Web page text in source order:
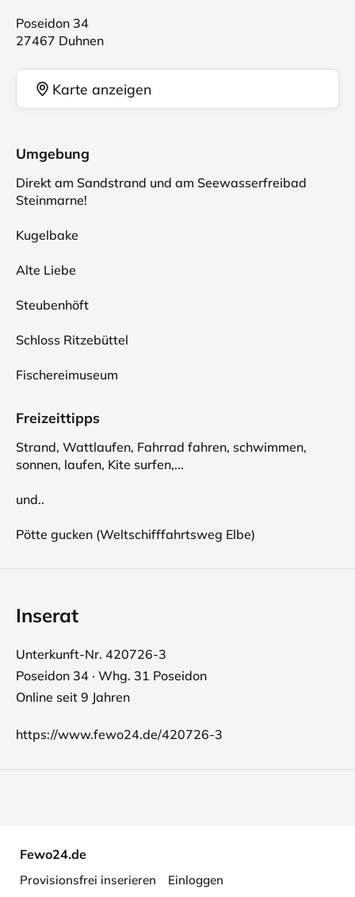
Poseidon 34
27467 Duhnen
Karte anzeigen
Umgebung
Direkt am Sandstrand und am Seewasserfreibad
Steinmarne!
Kugelbake
Alte Liebe
Steubenhöft
Schloss Ritzebüttel
Fischereimuseum
Freizeittipps
Strand, Wattlaufen, Fahrrad fahren, schwimmen,
sonnen, laufen, Kite surfen,...
und..
Pötte gucken (Weltschifffahrtsweg Elbe)
Inserat
Unterkunft-Nr. 420726-3
Poseidon 34 · Whg. 31 Poseidon
Online seit 9 Jahren
https://www.fewo24.de/420726-3
Fewo24.de
Provisionsfrei inserieren Einloggen